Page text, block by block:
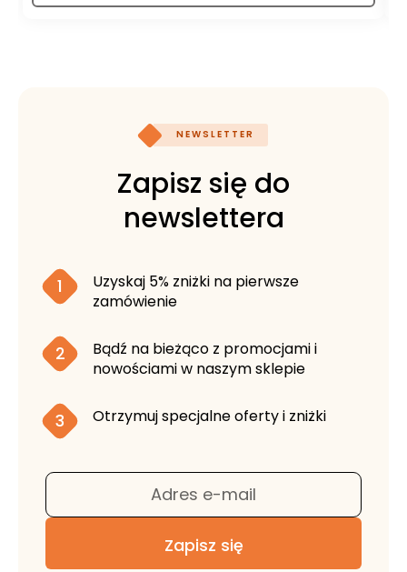
NEWSLETTER
Zapisz się do
newslettera
1
Uzyskaj 5% zniżki na pierwsze
zamówienie
2
Bądź na bieżąco z promocjami i
nowościami w naszym sklepie
3 Otrzymuj specjalne oferty i zniżki
Adres e-mail
Zapisz się